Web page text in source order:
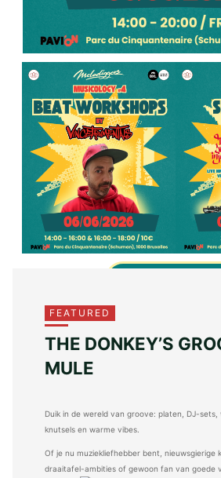
FEATURED
THE DONKEY’S
MULE
Duik in de wereld van groove: platen, DJ-sets,
knutsels en warme vibes.
Of je nu muziekliefhebber bent, nieuwsgierige
draaitafel-ambities of gewoon fan van goede